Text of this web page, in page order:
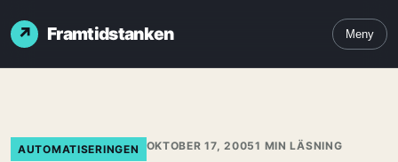
Framtidstanken Meny
AUTOMATISERINGEN OKTOBER 17, 20051 MIN LÄSNING